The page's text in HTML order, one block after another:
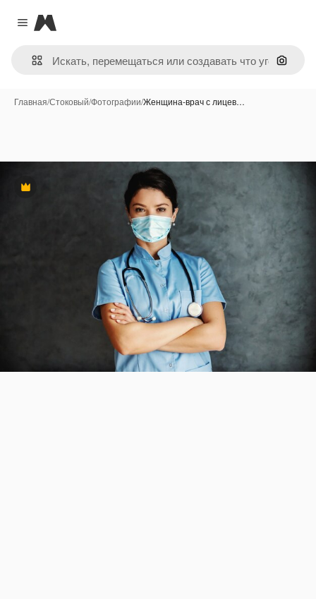
Close menu
Magnific
Поиск
Главная/Стоковый/Фотографии/Женщина-врач с лицев…
Премиум